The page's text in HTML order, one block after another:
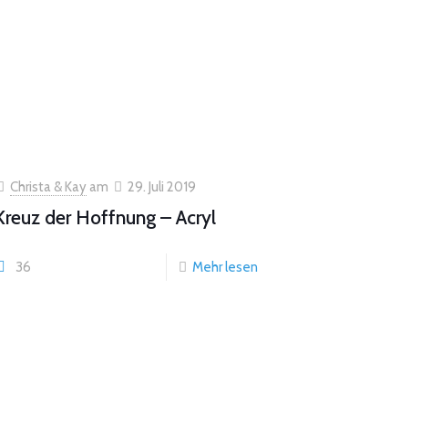
Christa & Kay am 29. Juli 2019
der Hoffnung – Acryl
36 Mehr lesen